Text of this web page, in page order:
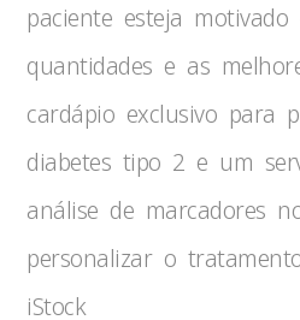
paciente esteja
quantidades e as
cardápio exclusivo para
diabetes tipo 2 e um
análise de marcadores
personalizar o
iStock